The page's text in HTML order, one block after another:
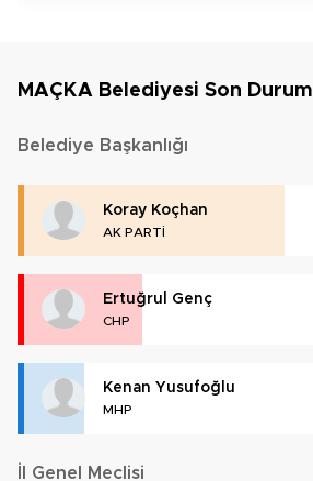
MAÇKA Belediyesi Son Durum
Belediye Başkanlığı
Koray Koçhan
AK PARTİ
Ertuğrul Genç
CHP
Kenan Yusufoğlu
MHP
İl Genel Meclisi